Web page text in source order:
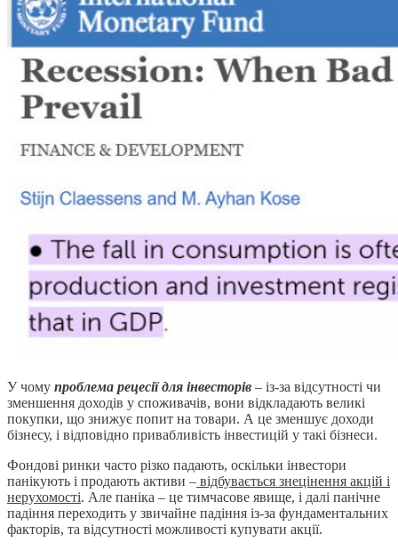
У чому проблема рецесії для інвесторів – із-за відсутності чи
зменшення доходів у споживачів, вони відкладають великі
покупки, що знижує попит на товари. А це зменшує доходи
бізнесу, і відповідно привабливість інвестицій у такі бізнеси.
Фондові ринки часто різко падають, оскільки інвестори
панікують і продають активи – відбувається знецінення акцій і
нерухомості. Але паніка – це тимчасове явище, і далі панічне
падіння переходить у звичайне падіння із-за фундаментальних
факторів, та відсутності можливості купувати акції.